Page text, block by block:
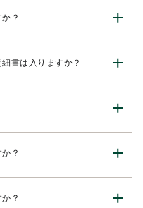
？
書は入りますか？
？
？